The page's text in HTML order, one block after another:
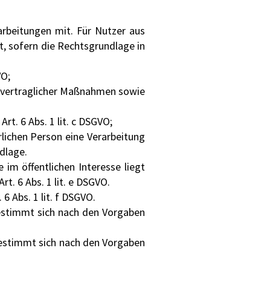
mit. Für Nutzer aus
sofern die Rechtsgrundlage in
Maßnahmen sowie
6 Abs. 1 lit. c DSGVO;
Person eine Verarbeitung
im öffentlichen Interesse liegt
6 Abs. 1 lit. e DSGVO.
Abs. 1 lit. f DSGVO.
sich nach den Vorgaben
sich nach den Vorgaben